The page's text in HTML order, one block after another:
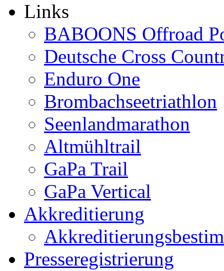
Links
BABOONS Offroad
Deutsche Cross
Enduro One
Brombachseetriathlon
Seenlandmarathon
Altmühltrail
GaPa Trail
GaPa Vertical
Akkreditierung
Presseregistrierung